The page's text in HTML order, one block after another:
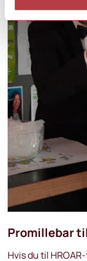
Promillebar
Hvis du til